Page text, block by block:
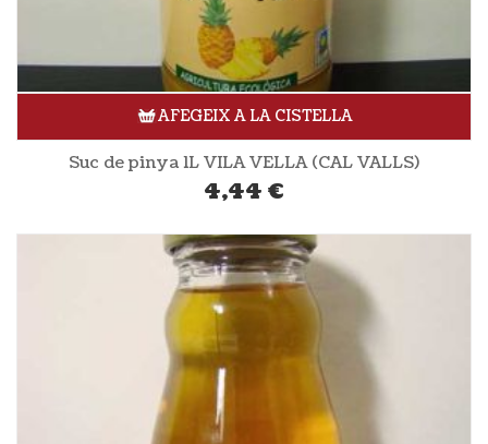
AFEGEIX A LA CISTELLA
Suc de pinya 1L VILA VELLA (CAL VALLS)
4,44 €